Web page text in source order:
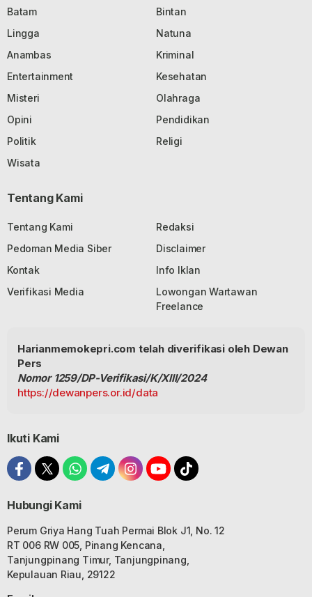
Batam
Bintan
Lingga
Natuna
Anambas
Kriminal
Entertainment
Kesehatan
Misteri
Olahraga
Opini
Pendidikan
Politik
Religi
Wisata
Tentang Kami
Tentang Kami
Redaksi
Pedoman Media Siber
Disclaimer
Kontak
Info Iklan
Verifikasi Media
Lowongan Wartawan
Freelance
Harianmemokepri.com telah diverifikasi oleh Dewan
Pers
Nomor 1259/DP-Verifikasi/K/XIII/2024
https://dewanpers.or.id/data
Ikuti Kami
Hubungi Kami
Perum Griya Hang Tuah Permai Blok J1, No. 12
RT 006 RW 005, Pinang Kencana,
Tanjungpinang Timur, Tanjungpinang,
Kepulauan Riau, 29122